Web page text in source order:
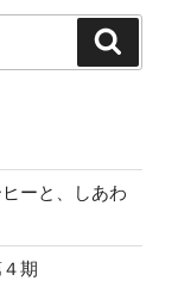
ーと、しあわ
期